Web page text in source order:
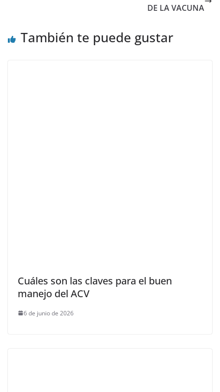
DE LA VACUNA
También te puede gustar
Cuáles son las claves para el buen
manejo del ACV
6 de junio de 2026